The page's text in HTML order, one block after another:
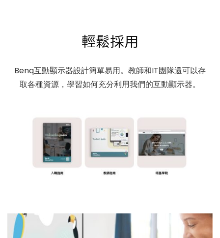
輕鬆採用
Benq互動顯示器設計簡單易用。教師和IT團隊還可以存
取各種資源，學習如何充分利用我們的互動顯示器。